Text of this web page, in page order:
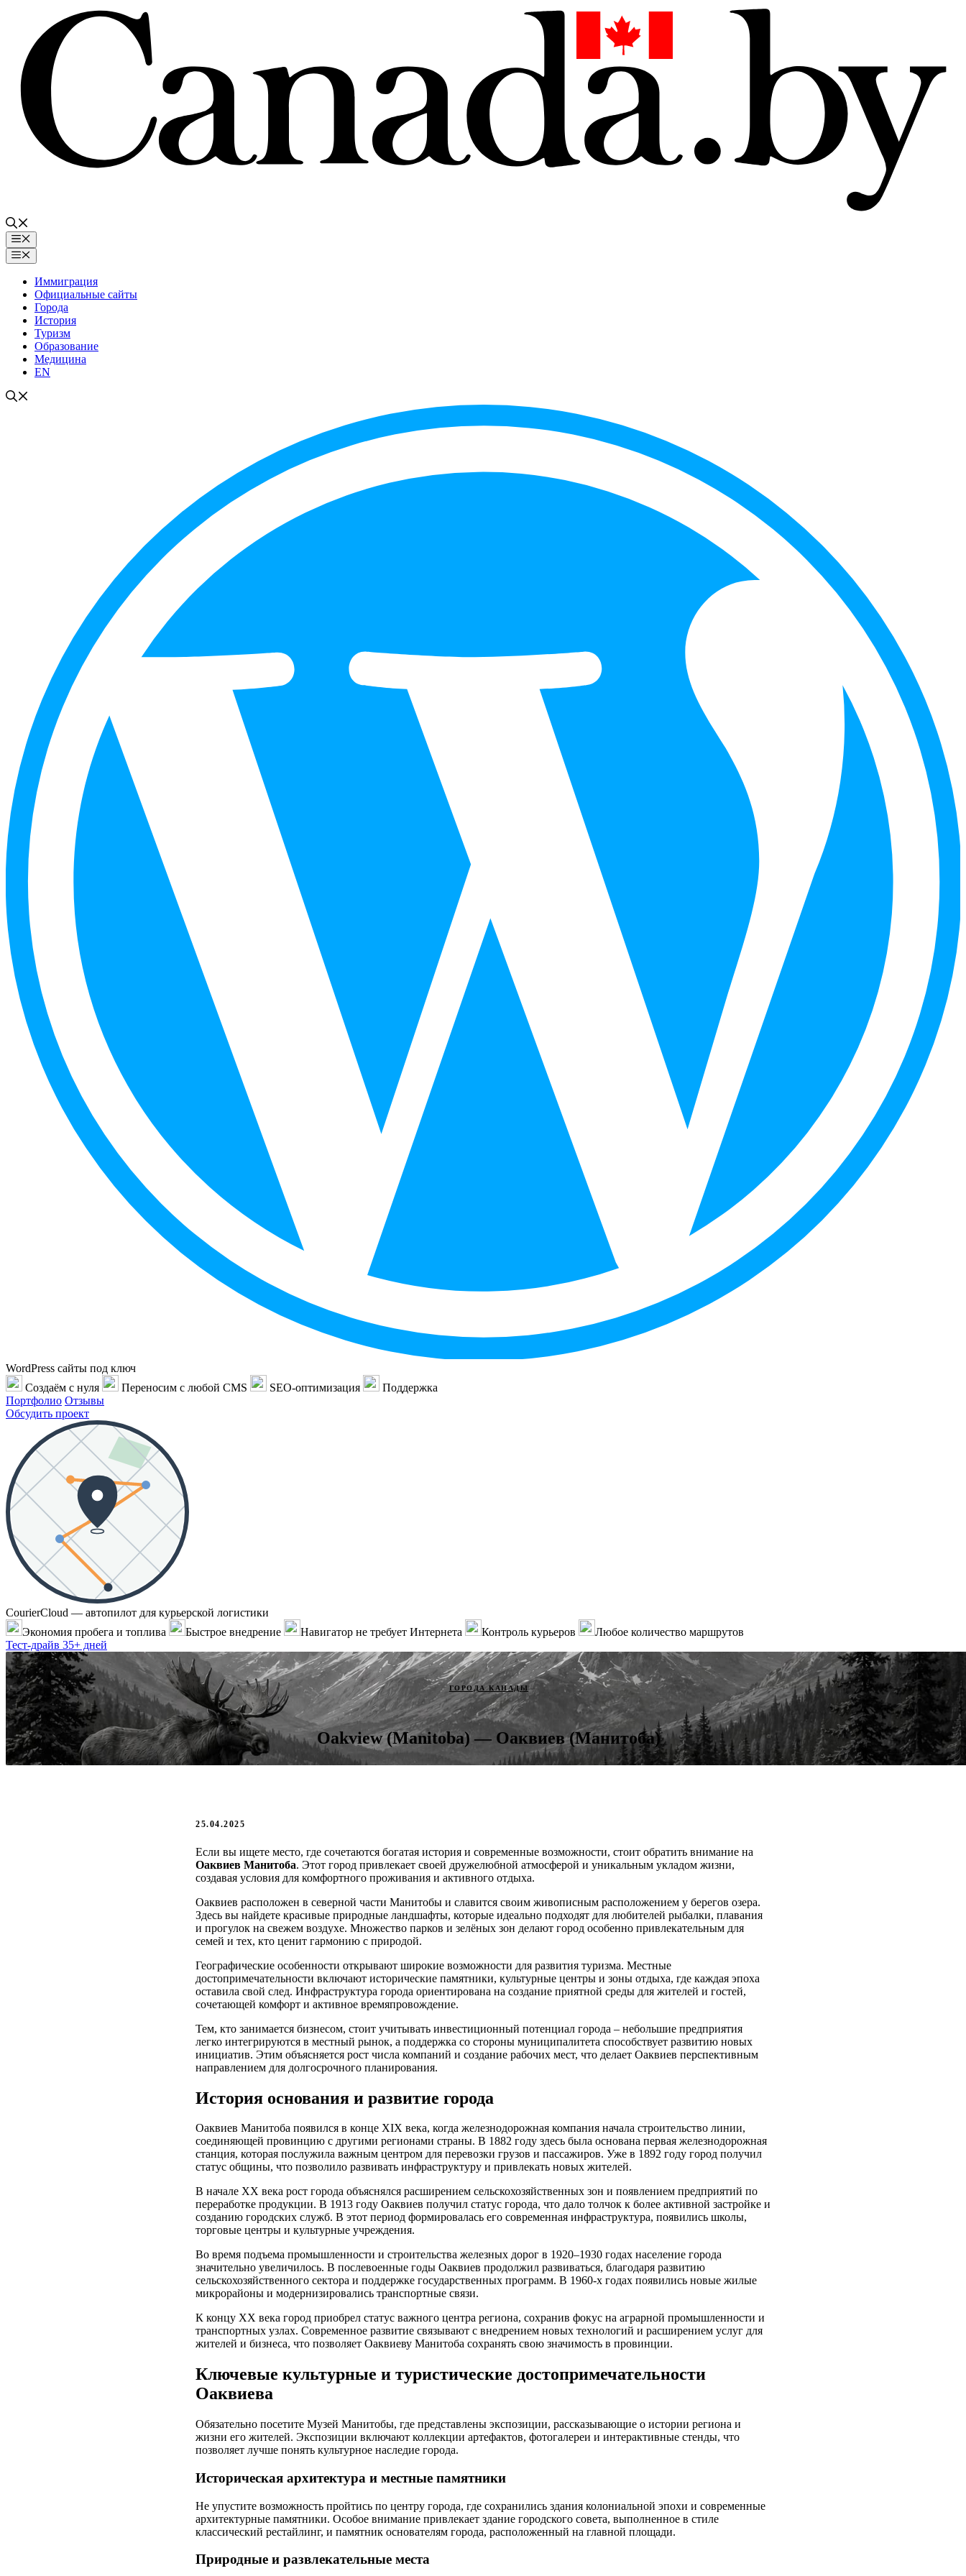
содержимому
Меню
Меню
Иммиграция
Официальные сайты
Города
История
Туризм
Образование
Медицина
EN
WordPress сайты под ключ
Создаём с нуля
Переносим с любой CMS SEO-оптимизация
Поддержка
Портфолио Отзывы
Обсудить проект
CourierCloud — автопилот для курьерской логистики
Экономия пробега и топлива
Быстрое внедрение Навигатор не требует Интернета Контроль курьеров
Любое количество маршрутов
Тест-драйв 35+ дней
ГОРОДА КАНАДЫ
Oakview (Manitoba) — Оаквиев (Манитоба)
25.04.2025
Если вы ищете место, где сочетаются богатая история и современные возможности, стоит обратить внимание на
Оаквиев Манитоба. Этот город привлекает своей дружелюбной атмосферой и уникальным укладом жизни,
создавая условия для комфортного проживания и активного отдыха.
Оаквиев расположен в северной части Манитобы и славится своим живописным расположением у берегов озера.
Здесь вы найдете красивые природные ландшафты, которые идеально подходят для любителей рыбалки, плавания
и прогулок на свежем воздухе. Множество парков и зелёных зон делают город особенно привлекательным для
семей и тех, кто ценит гармонию с природой.
Географические особенности открывают широкие возможности для развития туризма. Местные
достопримечательности включают исторические памятники, культурные центры и зоны отдыха, где каждая эпоха
оставила свой след. Инфраструктура города ориентирована на создание приятной среды для жителей и гостей,
сочетающей комфорт и активное времяпровождение.
Тем, кто занимается бизнесом, стоит учитывать инвестиционный потенциал города – небольшие предприятия
легко интегрируются в местный рынок, а поддержка со стороны муниципалитета способствует развитию новых
инициатив. Этим объясняется рост числа компаний и создание рабочих мест, что делает Оаквиев перспективным
направлением для долгосрочного планирования.
История основания и развитие города
Оаквиев Манитоба появился в конце XIX века, когда железнодорожная компания начала строительство линии,
соединяющей провинцию с другими регионами страны. В 1882 году здесь была основана первая железнодорожная
станция, которая послужила важным центром для перевозки грузов и пассажиров. Уже в 1892 году город получил
статус общины, что позволило развивать инфраструктуру и привлекать новых жителей.
В начале XX века рост города объяснялся расширением сельскохозяйственных зон и появлением предприятий по
переработке продукции. В 1913 году Оаквиев получил статус города, что дало толчок к более активной застройке и
созданию городских служб. В этот период формировалась его современная инфраструктура, появились школы,
торговые центры и культурные учреждения.
Во время подъема промышленности и строительства железных дорог в 1920–1930 годах население города
значительно увеличилось. В послевоенные годы Оаквиев продолжил развиваться, благодаря развитию
сельскохозяйственного сектора и поддержке государственных программ. В 1960-х годах появились новые жилые
микрорайоны и модернизировались транспортные связи.
К концу XX века город приобрел статус важного центра региона, сохранив фокус на аграрной промышленности и
транспортных узлах. Современное развитие связывают с внедрением новых технологий и расширением услуг для
жителей и бизнеса, что позволяет Оаквиеву Манитоба сохранять свою значимость в провинции.
Ключевые культурные и туристические достопримечательности
Оаквиева
Обязательно посетите Музей Манитобы, где представлены экспозиции, рассказывающие о истории региона и
жизни его жителей. Экспозиции включают коллекции артефактов, фотогалереи и интерактивные стенды, что
позволяет лучше понять культурное наследие города.
Историческая архитектура и местные памятники
Не упустите возможность пройтись по центру города, где сохранились здания колониальной эпохи и современные
архитектурные памятники. Особое внимание привлекает здание городского совета, выполненное в стиле
классический рестайлинг, и памятник основателям города, расположенный на главной площади.
Природные и развлекательные места